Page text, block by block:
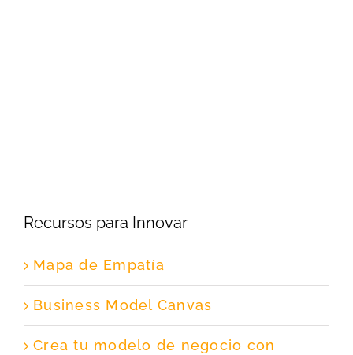
Recursos para Innovar
Mapa de Empatía
Business Model Canvas
Crea tu modelo de negocio con